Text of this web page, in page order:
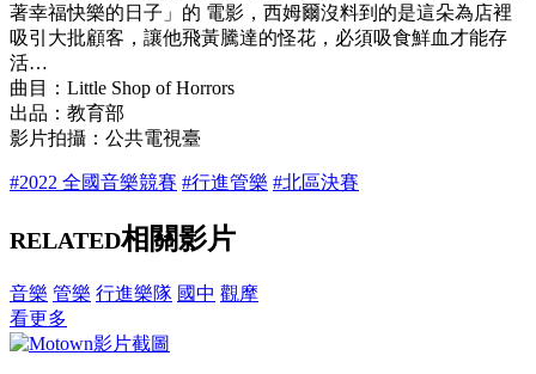
著幸福快樂的日子」的 電影，西姆爾沒料到的是這朵為店裡
吸引大批顧客，讓他飛黃騰達的怪花，必須吸食鮮血才能存
活…
曲目：Little Shop of Horrors
出品：教育部
影片拍攝：公共電視臺
#2022 全國音樂競賽 #行進管樂 #北區決賽
RELATED相關影片
音樂 管樂 行進樂隊 國中 觀摩
看更多